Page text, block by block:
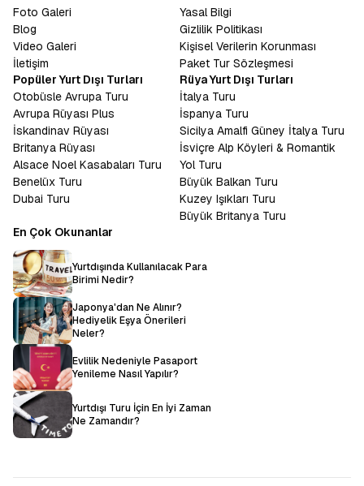
Eğer klasik tatil anlayışından sıkıldıysanız, deniz kum güneş
üçlüsüne derinlik katmak istiyorsanız, Mısır Tatil Turu
göre bir alternatiftir. Burada deniz sadece yüzmek için değil,
tarihin kıyısında serinlemek içindir. Güneş sadece bronzlaşmak
için değil, Ra’nın kudretini hissetmek içindir. Han El-Halili
Çarşısı’nda baharat kokuları arasında dolaşırken, esnafla
yapacağınız keyifli pazarlıklar, bir kafede oturup nargile içen
yerlileri izlemek, size o coğrafyanın insanını ve ruhunu
tanıtacaktır. Mısır insanının sıcakkanlılığı ve misafirperverliği,
kendinizi yabancı değil, uzun zamandır beklenen bir misafir gibi
hissetmenizi sağlayacaktır.
Mısır bir rüyadır, uyanmak istemeyeceğiniz, etkisinden uzun süre
çıkamayacağınız bir rüya.
Piramitlerin gölgesinde geçmişi
düşünmek, Nil’in sularında huzuru bulmak, Kızıldeniz’de
mavinin her tonuna şahit olmak hayal gibi görünse de
Rüyasıile bir uçak bileti kadar yakınınızdadır. Sadece bir tur
satın almazsınız, binlerce yıllık bir mirasa ortak olursunuz.
Rehberinizin anlatımıyla taşlar canlanır, sular fısıldar ve çöl
rüzgarı size firavunların sırlarını taşır.
Foto Galeri
Blog
Video Galeri
İletişim
Yasal Bilgi
Gizlilik Politikası
Kişisel Verilerin Korunması
Paket Tur Sözleşmesi
Popüler Yurt Dışı Turları
Otobüsle Avrupa Turu
Avrupa Rüyası Plus
İskandinav Rüyası
Britanya Rüyası
Alsace Noel Kasabaları Turu
Benelüx Turu
Dubai Turu
Rüya Yurt Dışı Turları
İtalya Turu
İspanya Turu
Sicilya Amalfi Güney İtalya Turu
İsviçre Alp Köyleri & Romantik
Yol Turu
Büyük Balkan Turu
Kuzey Işıkları Turu
Büyük Britanya Turu
En Çok Okunanlar
Yurtdışında Kullanılacak Para
Birimi Nedir?
Japonya'dan Ne Alınır?
Hediyelik Eşya Önerileri
Neler?
Evlilik Nedeniyle Pasaport
Yenileme Nasıl Yapılır?
Yurtdışı Turu İçin En İyi Zaman
Ne Zamandır?